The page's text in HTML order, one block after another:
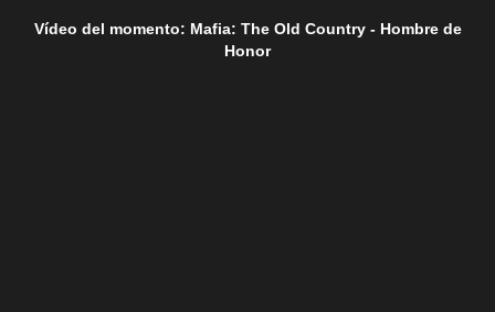
Vídeo del momento: Mafia: The Old Country - Hombre de
Honor